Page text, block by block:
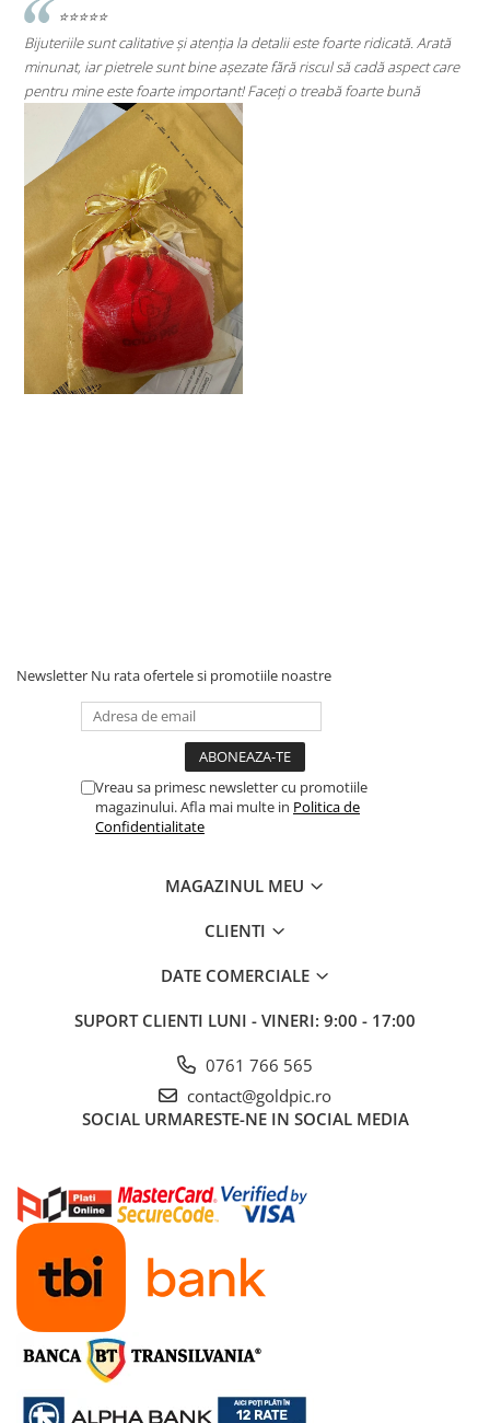
și atenția la detalii este foarte ridicată. Arată
bine așezate fără riscul să cadă aspect care
important! Faceți o treabă foarte bună
⭐⭐⭐⭐⭐
Super mulțumită!! Sunt
Newsletter Nu rata ofertele si promotiile noastre
Vreau sa primesc newsletter cu promotiile
magazinului. Afla mai multe in Politica de
Confidentialitate
MAGAZINUL MEU
CLIENTI
DATE COMERCIALE
SUPORT CLIENTI LUNI - VINERI: 9:00 - 17:00
0761 766 565
contact@goldpic.ro
SOCIAL URMARESTE-NE IN SOCIAL MEDIA